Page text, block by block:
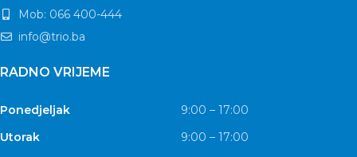
Mob: 066 400-444
info@trio.ba
RADNO VRIJEME
Ponedjeljak
9:00 – 17:00
Utorak
9:00 – 17:00